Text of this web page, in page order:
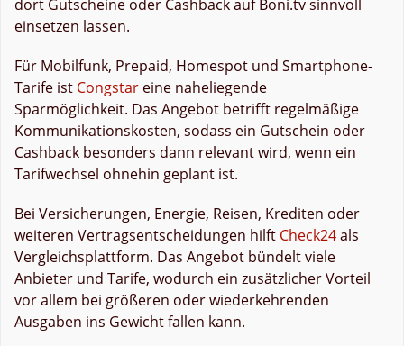
dort Gutscheine oder Cashback auf Boni.tv sinnvoll
einsetzen lassen.
Für Mobilfunk, Prepaid, Homespot und Smartphone-
Tarife ist Congstar eine naheliegende
Sparmöglichkeit. Das Angebot betrifft regelmäßige
Kommunikationskosten, sodass ein Gutschein oder
Cashback besonders dann relevant wird, wenn ein
Tarifwechsel ohnehin geplant ist.
Bei Versicherungen, Energie, Reisen, Krediten oder
weiteren Vertragsentscheidungen hilft Check24als
Vergleichsplattform. Das Angebot bündelt viele
Anbieter und Tarife, wodurch ein zusätzlicher Vorteil
vor allem bei größeren oder wiederkehrenden
Ausgaben ins Gewicht fallen kann.